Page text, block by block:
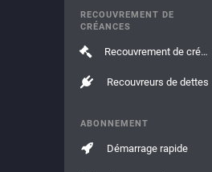
RECOUVREMENT DE
CRÉANCES
Recouvrement de créances
Recouvreurs de dettes
ABONNEMENT
Démarrage rapide